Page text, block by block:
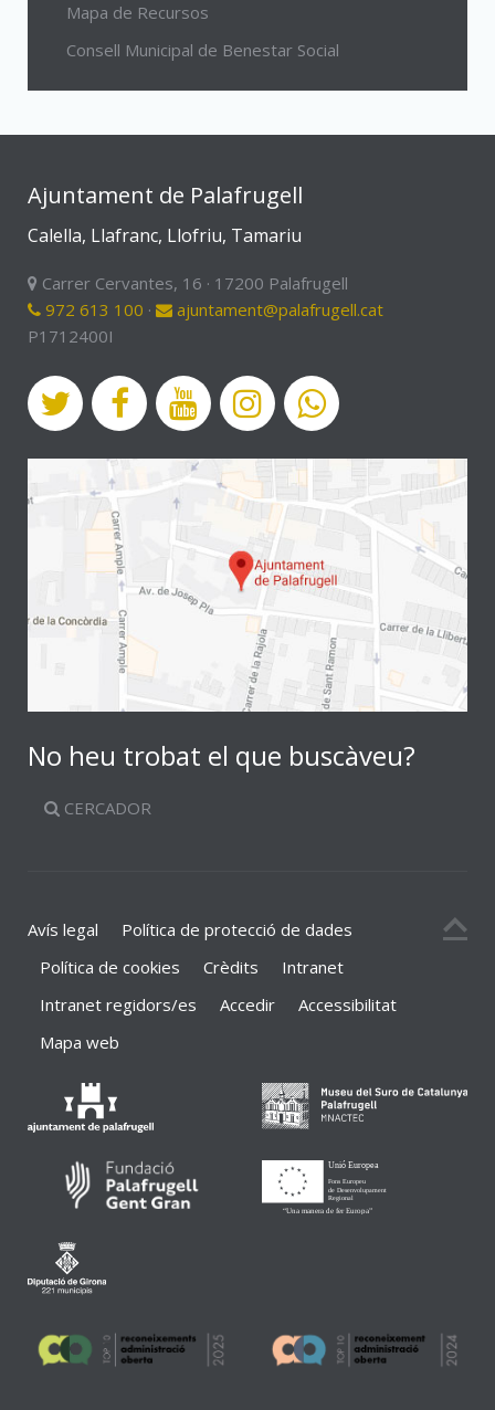
Mapa de Recursos
Consell Municipal de Benestar Social
Ajuntament de Palafrugell
Calella, Llafranc, Llofriu, Tamariu
Carrer Cervantes, 16 · 17200 Palafrugell
972 613 100 ·
ajuntament@palafrugell.cat
P1712400I
No heu trobat el que buscàveu?
CERCADOR
Avís legal
Política de protecció de dades
Política de cookies
Crèdits
Intranet
Intranet regidors/es
Accedir
Accessibilitat
Mapa web